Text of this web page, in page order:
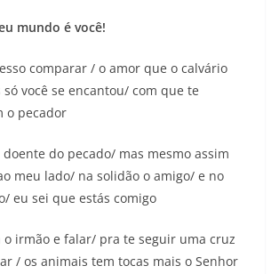
mundo é você!
comparar / o amor que o calvário
você se encantou/ com que te
o pecador
doente do pecado/ mas mesmo assim
meu lado/ na solidão o amigo/ e no
eu sei que estás comigo
o irmão e falar/ pra te seguir uma cruz
/ os animais tem tocas mais o Senhor